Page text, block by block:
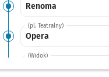
Renoma
(pl. Teatralny)
Opera
(Widok)